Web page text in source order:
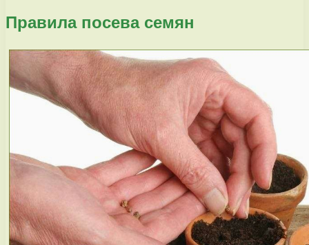
Правила посева семян